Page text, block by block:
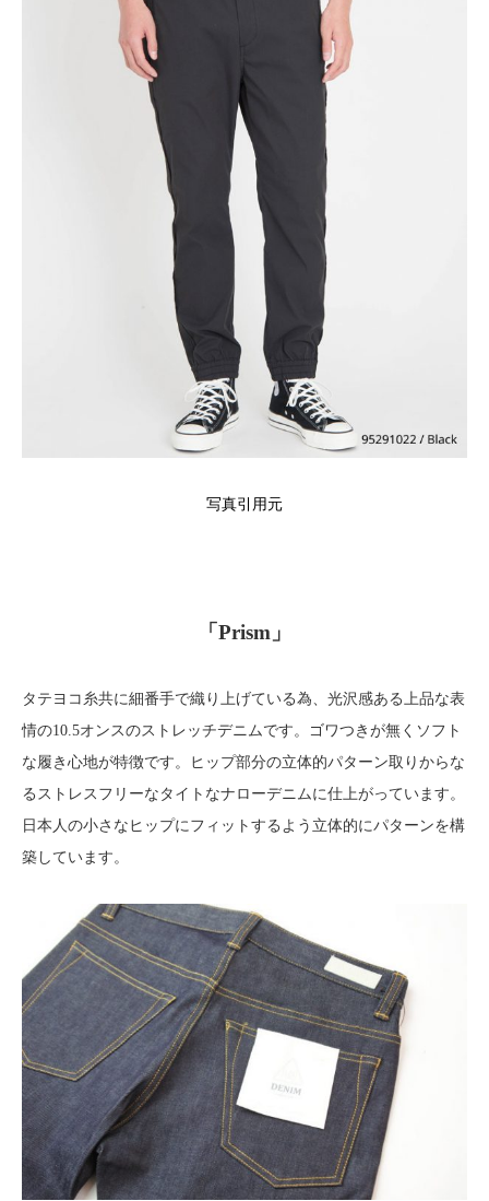
写真引用元
「Prism」
タテヨコ糸共に細番手で織り上げている為、光沢感ある上品な表
情の10.5オンスのストレッチデニムです。ゴワつきが無くソフト
な履き心地が特徴です。ヒップ部分の立体的パターン取りからな
るストレスフリーなタイトなナローデニムに仕上がっています。
日本人の小さなヒップにフィットするよう立体的にパターンを構
築しています。